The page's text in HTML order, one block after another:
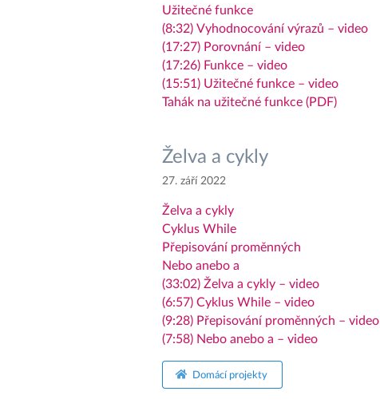
Užitečné funkce
(8:32) Vyhodnocování výrazů – video
(17:27) Porovnání – video
(17:26) Funkce – video
(15:51) Užitečné funkce – video
Tahák na užitečné funkce (PDF)
Želva a cykly
27. září 2022
Želva a cykly
Cyklus While
Přepisování proměnných
Nebo anebo a
(33:02) Želva a cykly – video
(6:57) Cyklus While – video
(9:28) Přepisování proměnných – video
(7:58) Nebo anebo a – video
Domácí projekty